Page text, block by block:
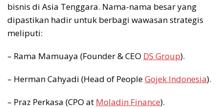
bisnis di Asia Tenggara. Nama-nama besar yang
dipastikan hadir untuk berbagi wawasan strategis
meliputi:
– Rama Mamuaya (Founder & CEO DS Group).
– Herman Cahyadi (Head of PeopleGojek Indonesia).
– Praz Perkasa (CPO at Moladin Finance).